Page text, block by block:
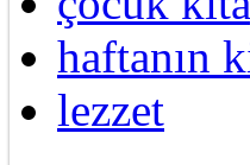
haftanın
lezzet